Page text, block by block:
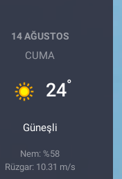
14 AĞUSTOS
CUMA
24°
Güneşli
Nem: %58
Rüzgar: 10.31 m/s